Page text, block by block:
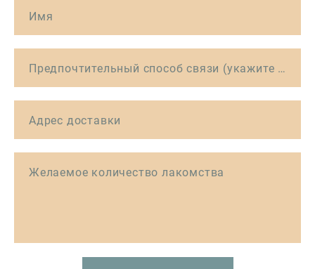
Имя
Предпочтительный способ связи (укажите email или номер телефона) *
Адрес доставки
Желаемое количество лакомства